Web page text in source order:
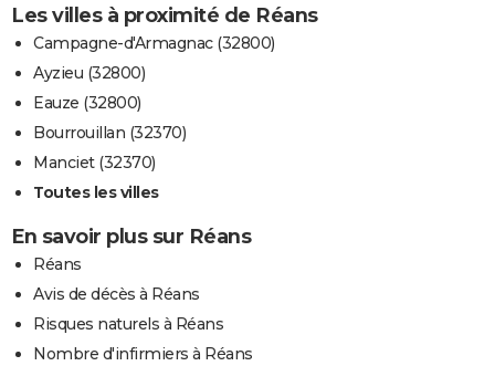
Les villes à proximité de Réans
Campagne-d'Armagnac (32800)
Ayzieu (32800)
Eauze (32800)
Bourrouillan (32370)
Manciet (32370)
Toutes les villes
En savoir plus sur Réans
Réans
Avis de décès à Réans
Risques naturels à Réans
Nombre d'infirmiers à Réans